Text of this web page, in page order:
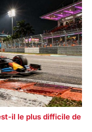
il le plus difficile de